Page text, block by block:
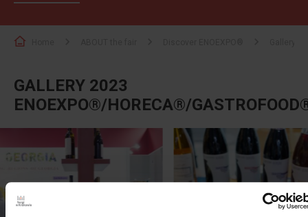
GALLERY 2023
ENOEXPO®/HORECA®/